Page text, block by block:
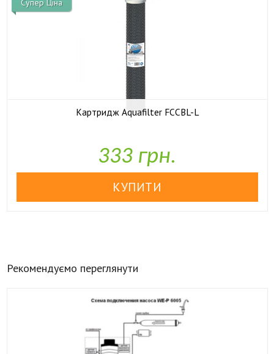
Супер Ціна
Картридж Aquafilter FCCBL-L
333 грн.
Рекомендуємо переглянути